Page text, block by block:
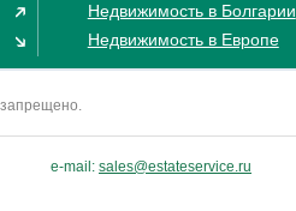
Недвижимость в Болгарии
Недвижимость в Европе
e-mail: sales@estateservice.ru